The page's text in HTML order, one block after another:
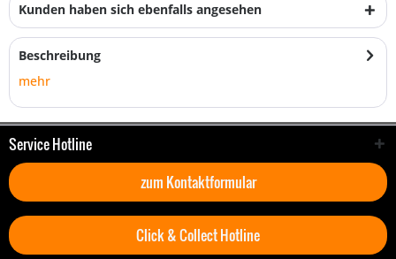
Kunden haben sich ebenfalls angesehen
Beschreibung
mehr
Service Hotline
zum Kontaktformular
Click & Collect Hotline